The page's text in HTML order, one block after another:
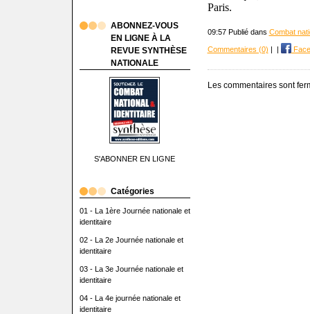
ABONNEZ-VOUS
EN LIGNE À LA
REVUE SYNTHÈSE
NATIONALE
S'ABONNER EN LIGNE
Catégories
01 - La 1ère Journée nationale et
identitaire
02 - La 2e Journée nationale et
identitaire
03 - La 3e Journée nationale et
identitaire
04 - La 4e journée nationale et
identitaire
Paris.
09:57 Publié dans Combat
Commentaires (0)
Les commentaires sont